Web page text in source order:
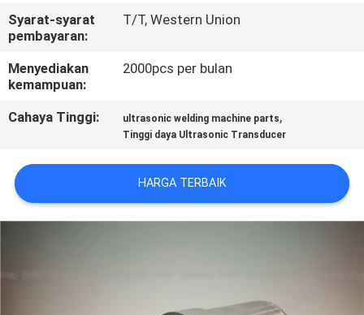
BERITA
KASUS
MINTA
PENAWARAN
Syarat-syarat
pembayaran:
T/T, Western Union
Menyediakan
kemampuan:
2000pcs per bulan
Cahaya Tinggi: ultrasonic welding machine parts,
Tinggi daya Ultrasonic Transducer
HARGA TERBAIK